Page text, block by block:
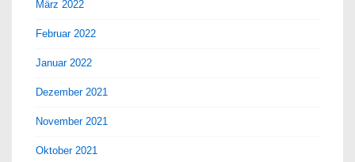
März 2022
Februar 2022
Januar 2022
Dezember 2021
November 2021
Oktober 2021